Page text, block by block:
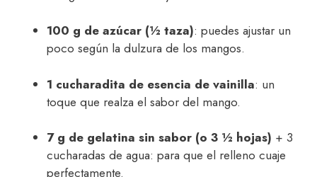
100 g de azúcar (½ taza): puedes ajustar un
poco según la dulzura de los mangos.
1 cucharadita de esencia de vainilla: un
toque que realza el sabor del mango.
7 g de gelatina sin sabor (o 3 ½ hojas) + 3
cucharadas de agua: para que el relleno cuaje
perfectamente.